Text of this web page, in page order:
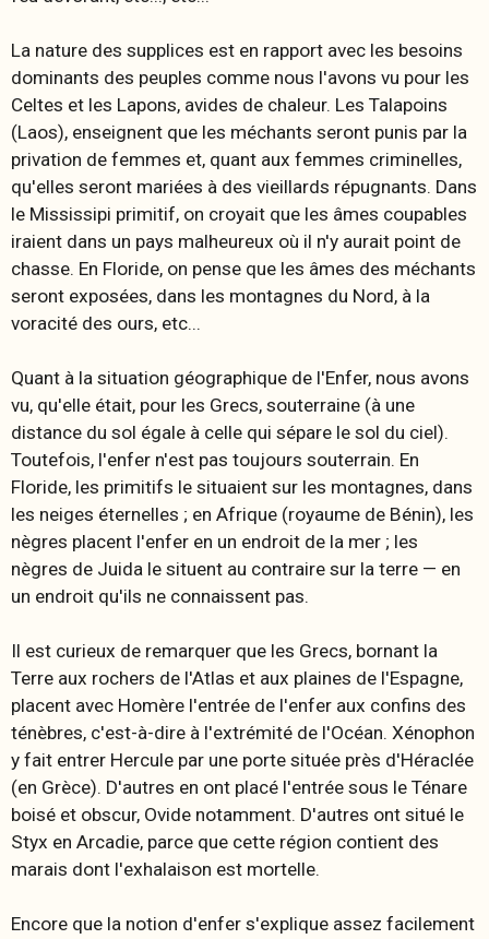
La nature des supplices est en rapport avec les besoins
dominants des peuples comme nous l'avons vu pour les
Celtes et les Lapons, avides de chaleur. Les Talapoins
(Laos), enseignent que les méchants seront punis par la
privation de femmes et, quant aux femmes criminelles,
qu'elles seront mariées à des vieillards répugnants. Dans
le Mississipi primitif, on croyait que les âmes coupables
iraient dans un pays malheureux où il n'y aurait point de
chasse. En Floride, on pense que les âmes des méchants
seront exposées, dans les montagnes du Nord, à la
voracité des ours, etc...
Quant à la situation géographique de l'Enfer, nous avons
vu, qu'elle était, pour les Grecs, souterraine (à une
distance du sol égale à celle qui sépare le sol du ciel).
Toutefois, l'enfer n'est pas toujours souterrain. En
Floride, les primitifs le situaient sur les montagnes, dans
les neiges éternelles ; en Afrique (royaume de Bénin), les
nègres placent l'enfer en un endroit de la mer ; les
nègres de Juida le situent au contraire sur la terre — en
un endroit qu'ils ne connaissent pas.
Il est curieux de remarquer que les Grecs, bornant la
Terre aux rochers de l'Atlas et aux plaines de l'Espagne,
placent avec Homère l'entrée de l'enfer aux confins des
ténèbres, c'est-à-dire à l'extrémité de l'Océan. Xénophon
y fait entrer Hercule par une porte située près d'Héraclée
(en Grèce). D'autres en ont placé l'entrée sous le Ténare
boisé et obscur, Ovide notamment. D'autres ont situé le
Styx en Arcadie, parce que cette région contient des
marais dont l'exhalaison est mortelle.
Encore que la notion d'enfer s'explique assez facilement